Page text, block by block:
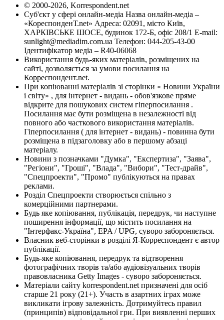
© 2000-2026, Korrespondent.net
Суб'єкт у сфері онлайн-медіа Назва онлайн-медіа –
«КореспонденТ.net» Адреса: 02091, місто Київ,
ХАРКІВСЬКЕ ШОСЕ, будинок 172-Б, офіс 208/1 E-mail:
sunlight@mediadim.com.ua Телефон: 044-205-43-00
Ідентифікатор медіа – R40-06068
Використання будь-яких матеріалів, розміщених на
сайті, дозволяється за умови посилання на
Корреспондент.net.
При копіюванні матеріалів зі сторінки « Новини України
і світу» , для інтернет - видань - обов'язкове пряме
відкрите для пошукових систем гіперпосилання .
Посилання має бути розміщена в незалежності від
повного або часткового використання матеріалів.
Гіперпосилання ( для інтернет - видань) - повинна бути
розміщена в підзаголовку або в першому абзаці
матеріалу.
Новини з позначками "Думка", "Експертиза", "Заява",
"Регіони", "Гроші", "Влада", "Вибори", "Тест-драйв",
"Спецпроекти", "Промо" публікуються на правах
реклами.
Розділ Спецпроекти створюється спільно з
комерційними партнерами.
Будь яке копіювання, публікація, передрук, чи наступне
поширення інформації, що містить посилання на
"Інтерфакс-Україна", EPA / UPG, суворо забороняється.
Власник веб-сторінки в розділі Я-Корреспондент є автор
публікації.
Будь-яке копіювання, передрук та відтворення
фотографічних творів та/або аудіовізуальних творів
правовласника Getty Images - суворо забороняється.
Матеріали сайту korrespondent.net призначені для осіб
старше 21 року (21+). Участь в азартних іграх може
викликати ігрову залежність. Дотримуйтесь правил
(принципів) відповідальної гри. При виявленні перших